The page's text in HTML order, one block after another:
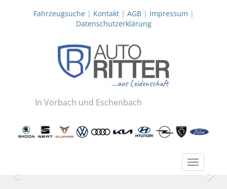
Fahrzeugsuche| Kontakt| AGB| Impressum |
Datenschutzerklärung
In Vorbach und Eschenbach
Toggle
Zurück